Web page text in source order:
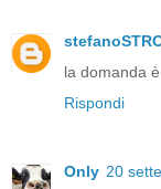
la domanda
Rispondi
Only 20